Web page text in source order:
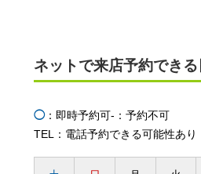
ネットで来店予約できる
◯：即時予約可-：予約不可
TEL：電話予約できる可能性あり